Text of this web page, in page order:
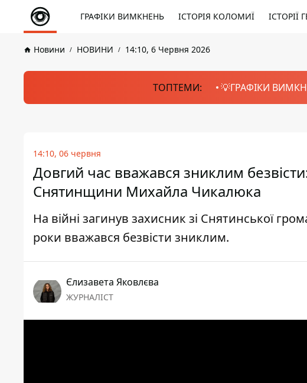
ГРАФІКИ ВИМКНЕНЬ ІСТОРІЯ КОЛОМИЇ ІСТОРІЇ
Новини НОВИНИ 14:10, 6 Червня 2026
ТОПТЕМИ: 💡ГРАФІКИ
14:10, 06 червня
Довгий час вважався зниклим
Снятинщини Михайла Чикалюка
На війні загинув захисник зі Снятинської
роки вважався безвісти зниклим.
Єлизавета Яковлєва
ЖУРНАЛІСТ